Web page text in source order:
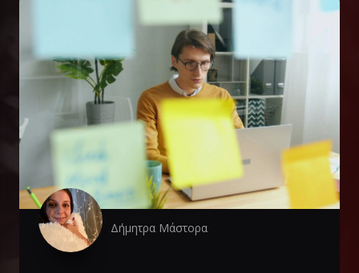
Δήμητρα Μάστορα